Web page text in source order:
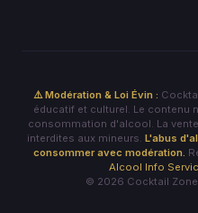
⚠️ Modération & Loi Évin :
éducatif et culturel. Le contenu
consommation d'alcool. La
interdites aux mineurs. L'abus
consommer avec modération.
Alcool Info
© 2026 Cocktail